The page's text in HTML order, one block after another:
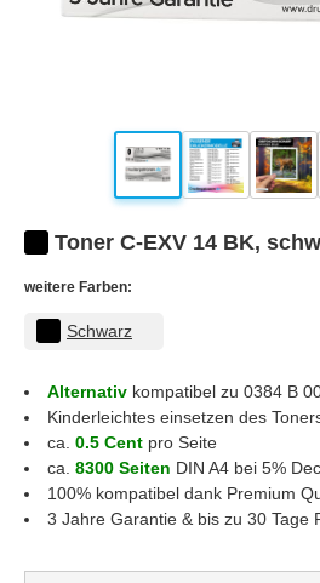
Toner C-EXV 14 BK,
weitere Farben:
Schwarz
Alternativ kompatibel zu 0384 B
Kinderleichtes einsetzen des
ca. 0.5 Cent pro Seite
ca. 8300 Seiten DIN A4 bei 5%
100% kompatibel dank Premium
3 Jahre Garantie & bis zu 30 Tage